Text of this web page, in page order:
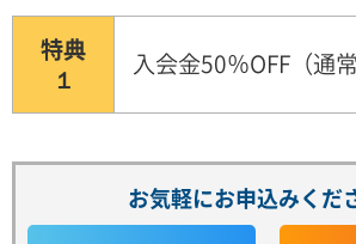
特典
１
入会金50％OFF（通
お気軽にお申込みくだ